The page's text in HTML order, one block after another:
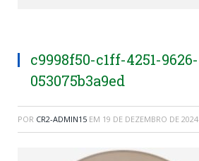
c9998f50-c1ff-4251-9626-
053075b3a9ed
POR CR2-ADMIN15 EM 19 DE DEZEMBRO DE 2024